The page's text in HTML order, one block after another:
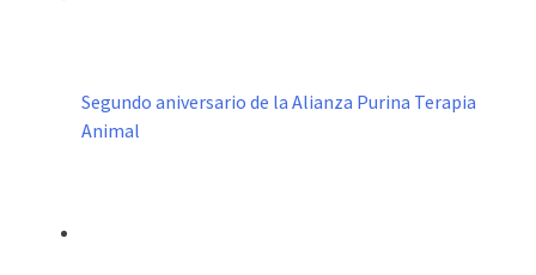
Segundo aniversario de la Alianza Purina Terapia
Animal